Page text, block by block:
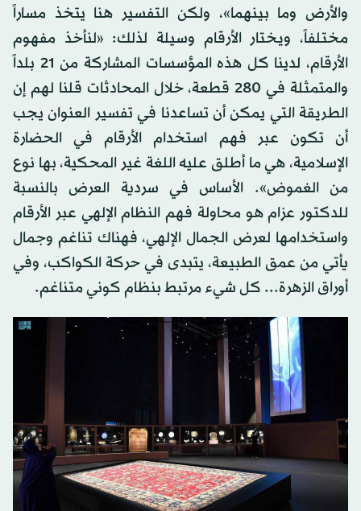
والأرض وما بينهما»، ولكن التفسير هنا يتخذ مساراً
مختلفاً، ويختار الأرقام وسيلة لذلك: «لنأخذ مفهوم
الأرقام، لدينا كل هذه المؤسسات المشاركة من 21 بلداً
والمتمثلة في 280 قطعة، خلال المحادثات قلنا لهم إن
الطريقة التي يمكن أن تساعدنا في تفسير العنوان يجب
أن تكون عبر فهم استخدام الأرقام في الحضارة
الإسلامية، هي ما أطلق عليه اللغة غير المحكية، بها نوع
من الغموض». الأساس في سردية العرض بالنسبة
للدكتور عزام هو محاولة فهم النظام الإلهي عبر الأرقام
واستخدامها لعرض الجمال الإلهي، فهناك تناغم وجمال
يأتي من عمق الطبيعة، يتبدى في حركة الكواكب، وفي
أوراق الزهرة... كل شيء مرتبط بنظام كوني متناغم.